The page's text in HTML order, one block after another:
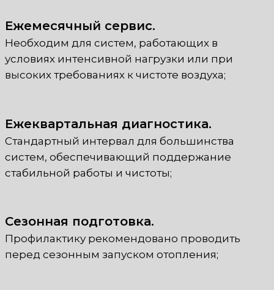
Ежемесячный сервис.
Необходим для систем, работающих в
условиях интенсивной нагрузки или при
высоких требованиях к чистоте воздуха;
Ежеквартальная диагностика.
Стандартный интервал для большинства
систем, обеспечивающий поддержание
стабильной работы и чистоты;
Сезонная подготовка.
Профилактику рекомендовано проводить
перед сезонным запуском отопления;